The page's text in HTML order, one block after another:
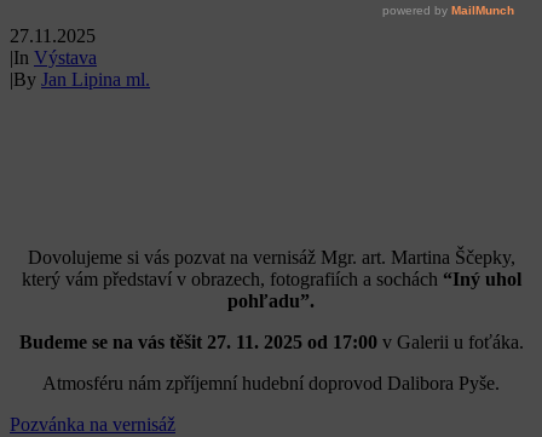
27.11.2025
|In Výstava
|By Jan Lipina ml.
Dovolujeme si vás pozvat na vernisáž Mgr. art. Martina Ščepky,
který vám představí v obrazech, fotografiích a sochách “Iný uhol
pohľadu”.
Budeme se na vás těšit 27. 11. 2025 od 17:00v Galerii u foťáka.
Atmosféru nám zpříjemní hudební doprovod Dalibora Pyše.
Pozvánka na vernisáž